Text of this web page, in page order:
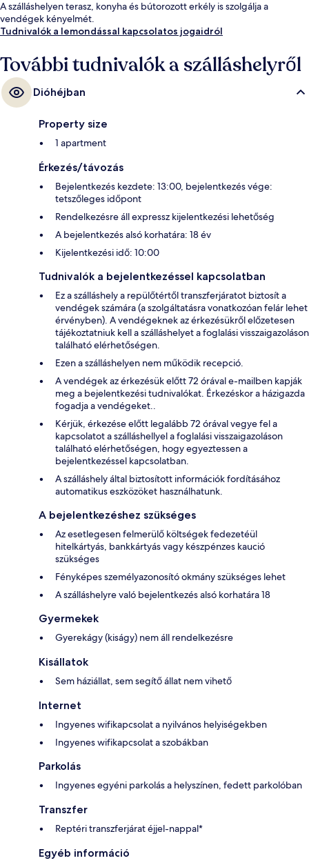
A szálláshelyen terasz, konyha és bútorozott erkély is szolgálja a
vendégek kényelmét.
Tudnivalók a lemondással kapcsolatos jogaidról
További tudnivalók a szálláshelyről
Dióhéjban
Property size
1 apartment
Érkezés/távozás
Bejelentkezés kezdete: 13:00, bejelentkezés vége:
tetszőleges időpont
Rendelkezésre áll expressz kijelentkezési lehetőség
A bejelentkezés alsó korhatára: 18 év
Kijelentkezési idő: 10:00
Tudnivalók a bejelentkezéssel kapcsolatban
Ez a szálláshely a repülőtértől transzferjáratot biztosít a
vendégek számára (a szolgáltatásra vonatkozóan felár lehet
érvényben). A vendégeknek az érkezésükről előzetesen
tájékoztatniuk kell a szálláshelyet a foglalási visszaigazoláson
található elérhetőségen.
Ezen a szálláshelyen nem működik recepció.
A vendégek az érkezésük előtt 72 órával e-mailben kapják
meg a bejelentkezési tudnivalókat. Érkezéskor a házigazda
fogadja a vendégeket..
Kérjük, érkezése előtt legalább 72 órával vegye fel a
kapcsolatot a szálláshellyel a foglalási visszaigazoláson
található elérhetőségen, hogy egyeztessen a
bejelentkezéssel kapcsolatban.
A szálláshely által biztosított információk fordításához
automatikus eszközöket használhatunk.
A bejelentkezéshez szükséges
Az esetlegesen felmerülő költségek fedezetéül
hitelkártyás, bankkártyás vagy készpénzes kaució
szükséges
Fényképes személyazonosító okmány szükséges lehet
A szálláshelyre való bejelentkezés alsó korhatára 18
Gyermekek
Gyerekágy (kiságy) nem áll rendelkezésre
Kisállatok
Sem háziállat, sem segítő állat nem vihető
Internet
Ingyenes wifikapcsolat a nyilvános helyiségekben
Ingyenes wifikapcsolat a szobákban
Parkolás
Ingyenes egyéni parkolás a helyszínen, fedett parkolóban
Transzfer
Reptéri transzferjárat éjjel-nappal*
Egyéb információ